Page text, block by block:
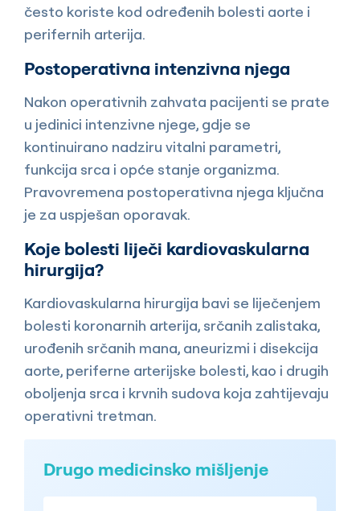
često koriste kod određenih bolesti aorte i
perifernih arterija.
Postoperativna intenzivna njega
Nakon operativnih zahvata pacijenti se prate
u jedinici intenzivne njege, gdje se
kontinuirano nadziru vitalni parametri,
funkcija srca i opće stanje organizma.
Pravovremena postoperativna njega ključna
je za uspješan oporavak.
Koje bolesti liječi kardiovaskularna
hirurgija?
Kardiovaskularna hirurgija bavi se liječenjem
bolesti koronarnih arterija, srčanih zalistaka,
urođenih srčanih mana, aneurizmi i disekcija
aorte, periferne arterijske bolesti, kao i drugih
oboljenja srca i krvnih sudova koja zahtijevaju
operativni tretman.
Drugo medicinsko mišljenje